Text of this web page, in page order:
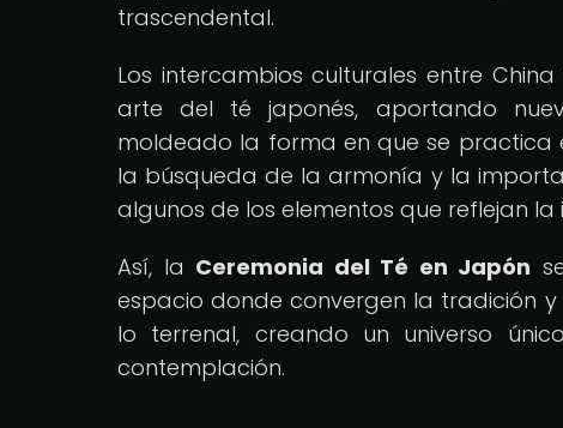
trascendental.
Los intercambios culturales entre
arte del té japonés, aportando
moldeado la forma en que se practica
la búsqueda de la armonía y la
algunos de los elementos que reflejan
Así, la Ceremonia del Té en Japón
espacio donde convergen la tradición
lo terrenal, creando un universo
contemplación.